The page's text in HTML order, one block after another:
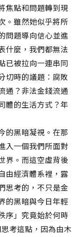
焦點和問題轉到現
。雖然她似乎將所
問題導向信心並進
什麼，我們都無法
已被拉向一連串同
切時的議題：腐敗
通？非法金錢流通
體的生活方式？年
的黑暗凝視。在那
入一個我們所面對
界。而這空虛背後
由經濟體系裡，露
思考的，不只是金
的黑暗與今日年輕
序」究竟始於何時
考這點，因為由木